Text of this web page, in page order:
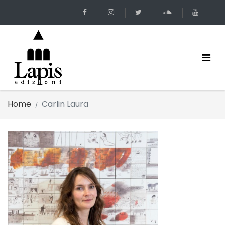
Home Carlin Laura